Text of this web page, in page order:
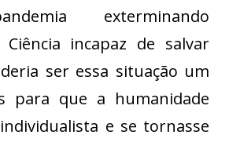
exterminando
incapaz de salvar
ser essa situação um
para que a humanidade
e se tornasse